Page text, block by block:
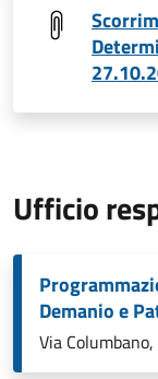
Ufficio
Demanio e
Via